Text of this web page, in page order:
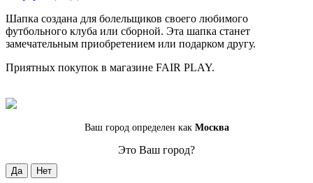
Шапка создана для болельщиков своего любимого
футбольного клуба или сборной. Эта шапка станет
замечательным приобретением или подарком другу.
Приятных покупок в магазине FAIR PLAY.
Ваш город определен как Москва
Это Ваш город?
Да Нет